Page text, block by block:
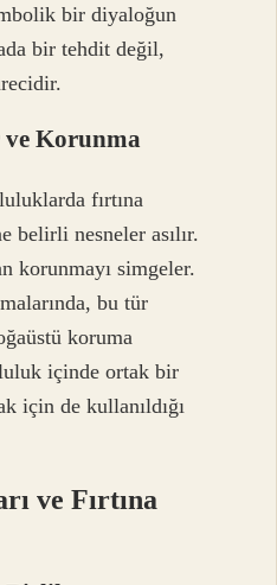
bir diyaloğun
bir tehdit değil,
ve Korunma
fırtına
belirli nesneler asılır.
korunmayı simgeler.
bu tür
koruma
içinde ortak bir
için de kullanıldığı
ve Fırtına